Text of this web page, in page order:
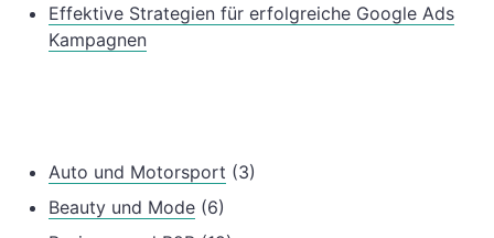
Effektive Strategien für erfolgreiche Google Ads
Kampagnen
Auto und Motorsport (3)
Beauty und Mode (6)